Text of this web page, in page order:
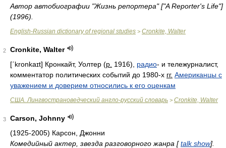
Автор автобиографии "Жизнь репортера" ["A Reporter's Life"]
(1996).
English-Russian dictionary of regional studies > Cronkite, Walter
2
Cronkite, Walter
[ˊkronkaɪt] Кронкайт, Уолтер (р. 1916), радио- и тележурналист,
комментатор политических событий до 1980-х гг. Американцы с
уважением и доверием относились к его оценкам
США. Лингвострановедческий англо-русский словарь > Cronkite, Walter
3
Carson, Johnny
(1925-2005) Карсон, Джонни
Комедийный актер, звезда разговорного жанра [talk show].